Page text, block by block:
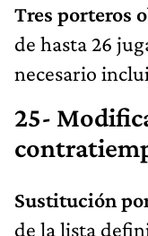
Tres porteros
de hasta 26
necesario
25-
Sustitución
de la lista